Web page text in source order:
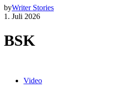
byWriter Stories
1. Juli 2026
BSK
Video